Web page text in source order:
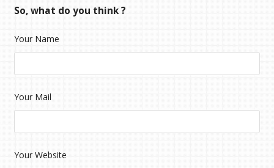
So, what do you think ?
Your Name
Your Mail
Your Website